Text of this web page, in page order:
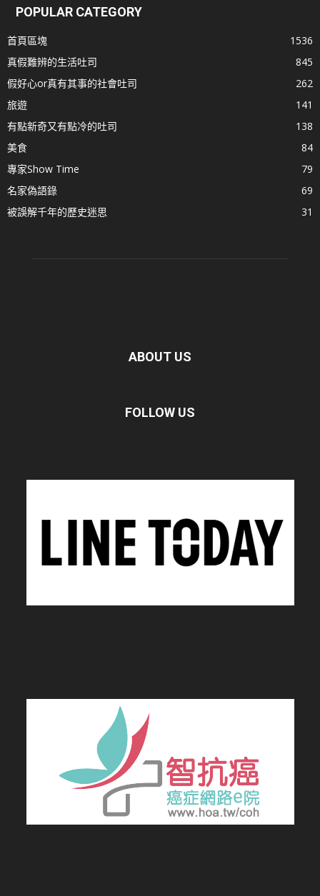
POPULAR CATEGORY
首頁區塊
1536
真假難辨的生活吐司
845
假好心or真有其事的社會吐司
262
旅遊
141
有點新奇又有點冷的吐司
138
美食
84
專家Show Time
79
名家偽語錄
69
被誤解千年的歷史迷思
31
ABOUT US
FOLLOW US